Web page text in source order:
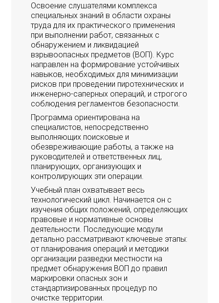
Освоение слушателями комплекса
специальных знаний в области охраны
труда для их практического применения
при выполнении работ, связанных с
обнаружением и ликвидацией
взрывоопасных предметов (ВОП). Курс
направлен на формирование устойчивых
навыков, необходимых для минимизации
рисков при проведении пиротехнических и
инженерно-саперных операций, и строгого
соблюдения регламентов безопасности.
Программа ориентирована на
специалистов, непосредственно
выполняющих поисковые и
обезвреживающие работы, а также на
руководителей и ответственных лиц,
планирующих, организующих и
контролирующих эти операции.
Учебный план охватывает весь
технологический цикл. Начинается он с
изучения общих положений, определяющих
правовые и нормативные основы
деятельности. Последующие модули
детально рассматривают ключевые этапы:
от планирования операций и методики
организации разведки местности на
предмет обнаружения ВОП до правил
маркировки опасных зон и
стандартизированных процедур по
очистке территории.